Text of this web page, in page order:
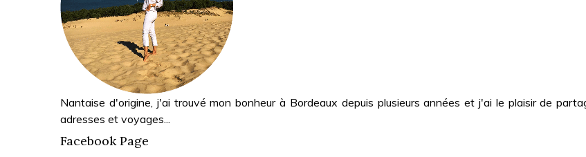
Nantaise d'origine, j'ai trouvé mon bonheur à Bordeaux depuis plusieurs années et j'ai le plaisir de
adresses et voyages...
Facebook Page